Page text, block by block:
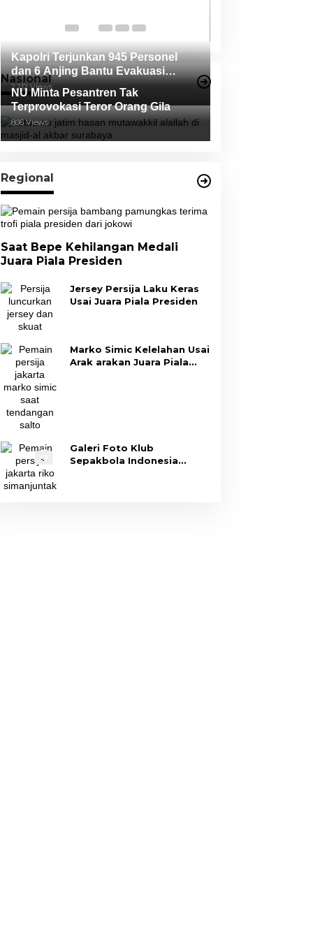
Nasional
Kapolri Terjunkan 945 Personel
dan 6 Anjing Bantu Evakuasi
Korban Erupsi Gunung Semeru
2,212 Views
NU Minta Pesantren Tak
Terprovokasi Teror Orang Gila
806 Views
Regional
Saat Bepe Kehilangan Medali
Juara Piala Presiden
Jersey Persija Laku Keras
Usai Juara Piala Presiden
Marko Simic Kelelahan Usai
Arak arakan Juara Piala
Galeri Foto Klub
Sepakbola Indonesia